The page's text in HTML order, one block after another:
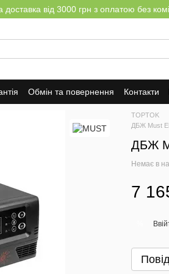
доставка від 3000 грн з оплатою без
Обмін та повернення Контакти
TOPTOK
ДБЖ Must
ДБЖ
Немає в
7